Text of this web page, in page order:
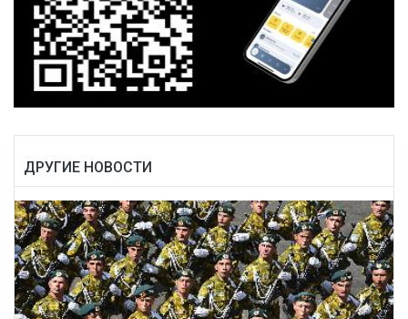
ДРУГИЕ НОВОСТИ